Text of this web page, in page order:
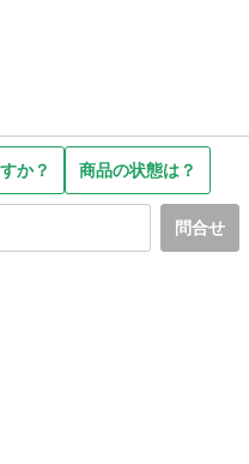
か？ 商品の状態は？
問合せ